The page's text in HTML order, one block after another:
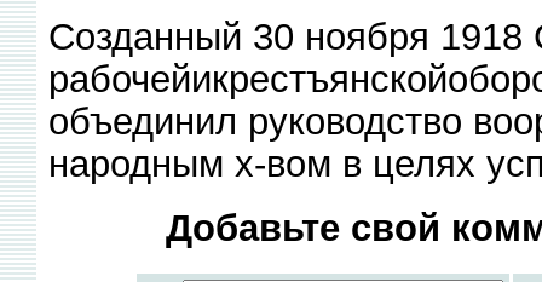
Созданный 30 ноября 1918
объединил руководство
народным х-вом в целях
Добавьте свой